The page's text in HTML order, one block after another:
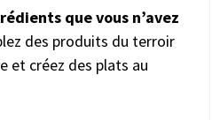
que vous n’avez
des produits du terroir
et créez des plats au